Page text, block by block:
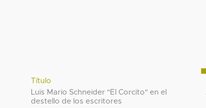
Título
Luis Mario Schneider "El Corcito" en el
destello de los escritores